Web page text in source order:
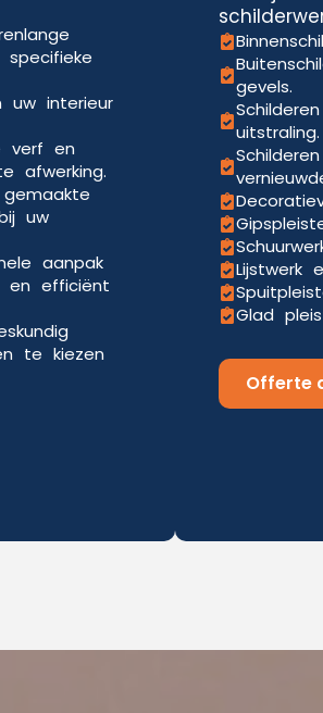
uw interieur
verf en
afwerking.
uw
aanpak
en efficiënt
te kiezen
gevels.
uitstraling.
Lijstwerk
Glad
Offerte